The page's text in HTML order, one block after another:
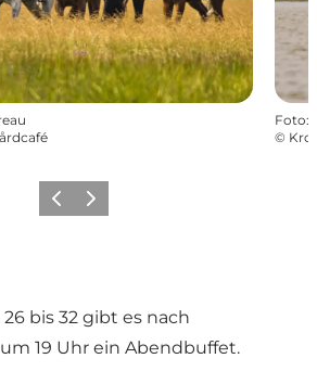
Foto:
©
ZurückWeiter
bis 32 gibt es nach
19 Uhr ein Abendbuffet.